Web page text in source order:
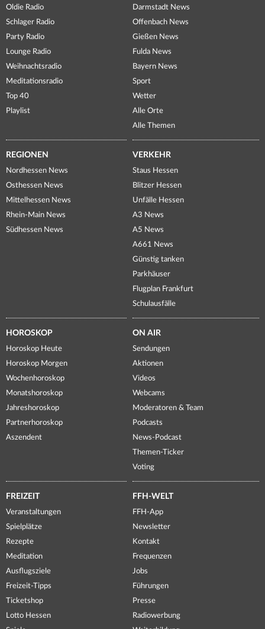
Oldie Radio
Schlager Radio
Party Radio
Lounge Radio
Weihnachtsradio
Meditationsradio
Top 40
Playlist
Darmstadt News
Offenbach News
Gießen News
Fulda News
Bayern News
Sport
Wetter
Alle Orte
Alle Themen
REGIONEN
Nordhessen News
Osthessen News
Mittelhessen News
Rhein-Main News
Südhessen News
VERKEHR
Staus Hessen
Blitzer Hessen
Unfälle Hessen
A3 News
A5 News
A661 News
Günstig tanken
Parkhäuser
Flugplan Frankfurt
Schulausfälle
HOROSKOP
Horoskop Heute
Horoskop Morgen
Wochenhoroskop
Monatshoroskop
Jahreshoroskop
Partnerhoroskop
Aszendent
ON AIR
Sendungen
Aktionen
Videos
Webcams
Moderatoren & Team
Podcasts
News-Podcast
Themen-Ticker
Voting
FREIZEIT
Veranstaltungen
Spielplätze
Rezepte
Meditation
Ausflugsziele
Freizeit-Tipps
Ticketshop
Lotto Hessen
FFH-WELT
FFH-App
Newsletter
Kontakt
Frequenzen
Jobs
Führungen
Presse
Radiowerbung